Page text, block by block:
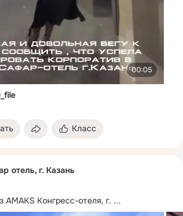
00:05
Класс
отель, г. Казань
AMAKS Конгресс-отеля, г. ...